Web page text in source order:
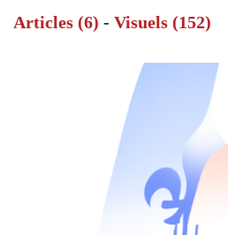
Articles (6) - Visuels (152)